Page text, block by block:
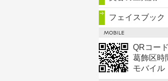
フェイスブック
QRコード
葛飾区時
モバイル